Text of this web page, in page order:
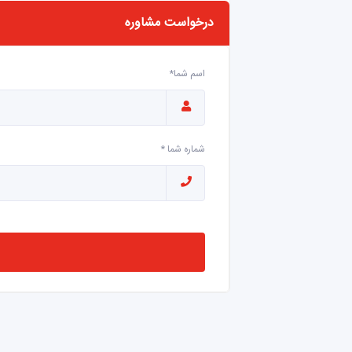
درخواست مشاوره
اسم شما*
شماره شما *